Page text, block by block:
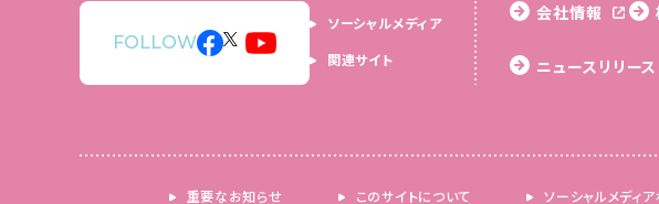
FOLLOW
ソーシャルメディア
関連サイト
会社情報
ニュースリリース
重要なお知らせ このサイトについて ソーシャルメディ